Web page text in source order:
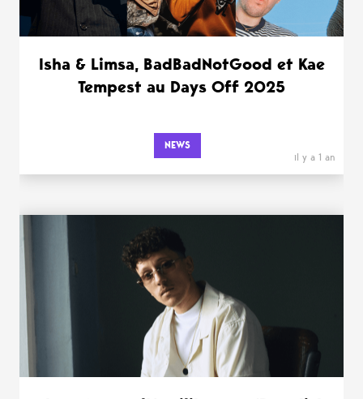
Isha & Limsa, BadBadNotGood et Kae
Tempest au Days Off 2025
NEWS
il y a 1 an